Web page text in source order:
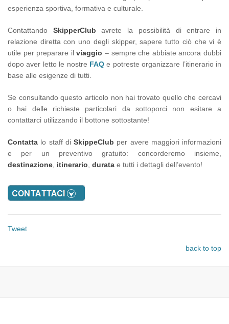
esperienza sportiva, formativa e culturale.
Contattando SkipperClub avrete la possibilità di entrare in
relazione diretta con uno degli skipper, sapere tutto ciò che vi è
utile per preparare ilviaggio – sempre che abbiate ancora dubbi
dopo aver letto le nostre FAQ e potreste organizzare l’itinerario in
base alle esigenze di tutti.
Se consultando questo articolo non hai trovato quello che cercavi
o hai delle richieste particolari da sottoporci non esitare a
contattarci utilizzando il bottone sottostante!
Contatta lo staff diSkippeClub per avere maggiori informazioni
e per un preventivo gratuito: concorderemo insieme,
destinazione itinerario durata e tutti i dettagli dell’evento!
Tweet
back to top